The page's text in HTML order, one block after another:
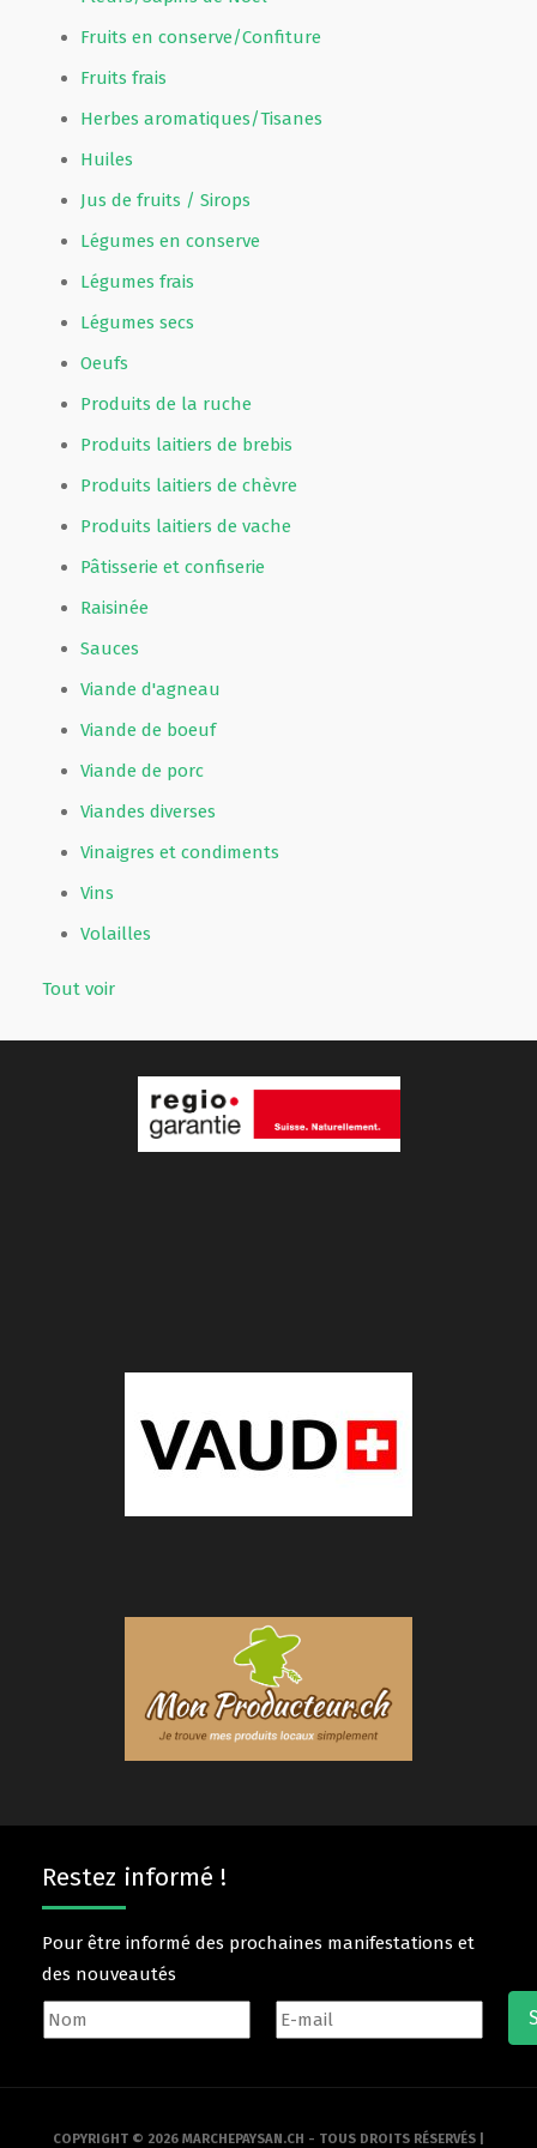
Fruits en conserve/Confiture
Fruits frais
Herbes aromatiques/Tisanes
Huiles
Jus de fruits / Sirops
Légumes en conserve
Légumes frais
Légumes secs
Oeufs
Produits de la ruche
Produits laitiers de brebis
Produits laitiers de chèvre
Produits laitiers de vache
Pâtisserie et confiserie
Raisinée
Sauces
Viande d'agneau
Viande de boeuf
Viande de porc
Viandes diverses
Vinaigres et condiments
Vins
Volailles
Tout voir
Restez informé !
Pour être informé des prochaines manifestations et
des nouveautés
COPYRIGHT © 2026 MARCHEPAYSAN.CH - TOUS DROITS RÉSERVÉS |